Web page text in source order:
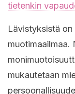
tietenkin
Lävistyksistä
muotimaailmaa.
mukautetaan